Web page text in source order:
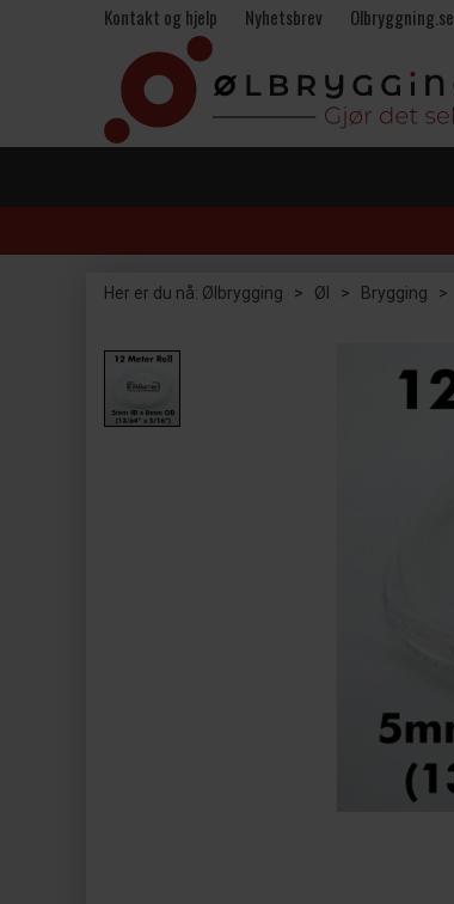
Kontakt og hjelp Nyhetsbrev Olbryggning.se
Her er du nå: Ølbrygging > Øl > Brygging >